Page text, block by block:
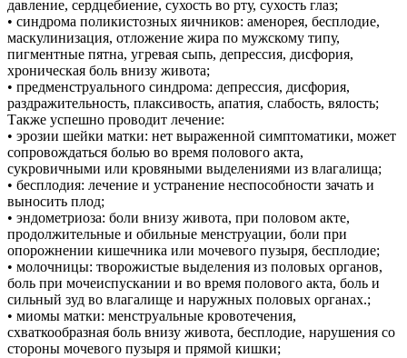
давление, сердцебиение, сухость во рту, сухость глаз;
• синдрома поликистозных яичников: аменорея, бесплодие,
маскулинизация, отложение жира по мужскому типу,
пигментные пятна, угревая сыпь, депрессия, дисфория,
хроническая боль внизу живота;
• предменструального синдрома: депрессия, дисфория,
раздражительность, плаксивость, апатия, слабость, вялость;
Также успешно проводит лечение:
• эрозии шейки матки: нет выраженной симптоматики, может
сопровождаться болью во время полового акта,
сукровичными или кровяными выделениями из влагалища;
• бесплодия: лечение и устранение неспособности зачать и
выносить плод;
• эндометриоза: боли внизу живота, при половом акте,
продолжительные и обильные менструации, боли при
опорожнении кишечника или мочевого пузыря, бесплодие;
• молочницы: творожистые выделения из половых органов,
боль при мочеиспускании и во время полового акта, боль и
сильный зуд во влагалище и наружных половых органах.;
• миомы матки: менструальные кровотечения,
схваткообразная боль внизу живота, бесплодие, нарушения со
стороны мочевого пузыря и прямой кишки;